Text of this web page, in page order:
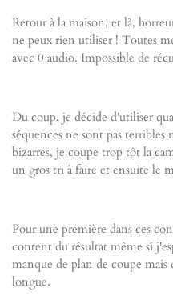
Retour à la maison, et là,
ne peux rien utiliser ! Toutes
avec 0 audio. Impossible de
Du coup, je décide d'utiliser
séquences ne sont pas terribles
bizarres, je coupe trop tôt la
un gros tri à faire et ensuite le
Pour une première dans ces
content du résultat même si
manque de plan de coupe
longue.